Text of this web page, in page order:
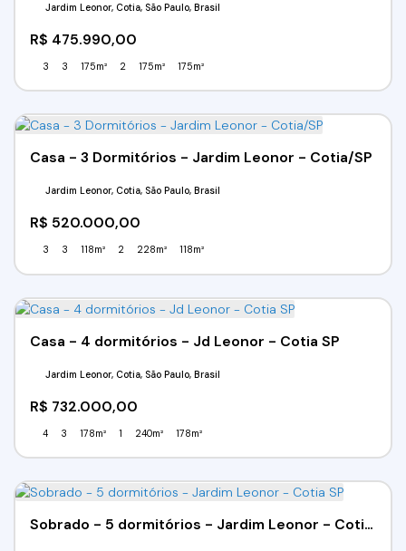
R$ 475.990,00
Jardim Leonor, Cotia, São Paulo, Brasil
3 3 175m² 2 175m² 175m²
Casa - 3 Dormitórios - Jardim Leonor - Cotia/SP
R$ 520.000,00
Jardim Leonor, Cotia, São Paulo, Brasil
3 3 118m² 2 228m² 118m²
Casa - 4 dormitórios - Jd Leonor - Cotia SP
R$ 732.000,00
Jardim Leonor, Cotia, São Paulo, Brasil
4 3 178m² 1 240m² 178m²
Sobrado - 5 dormitórios - Jardim Leonor - Cotia SP